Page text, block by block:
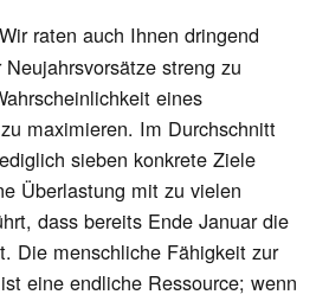
raten auch Ihnen dringend
streng zu
eines
maximieren. Im Durchschnitt
sieben konkrete Ziele
Überlastung mit zu vielen
dass bereits Ende Januar die
Die menschliche Fähigkeit zur
eine endliche Ressource; wenn